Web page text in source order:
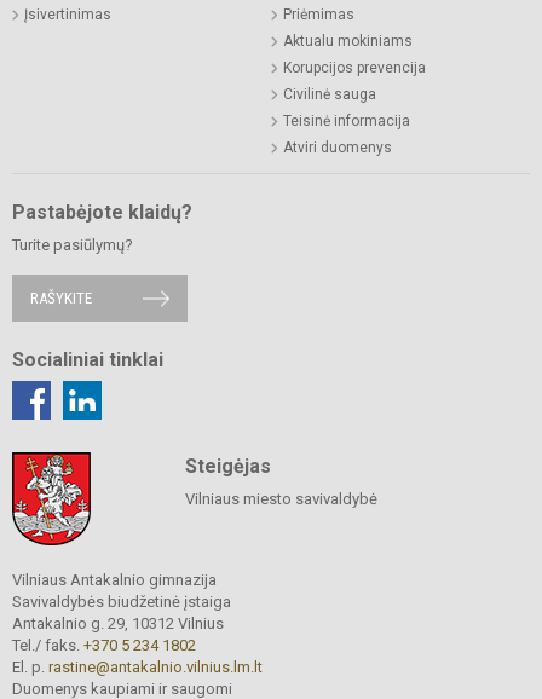
Įsivertinimas
Priėmimas
Aktualu mokiniams
Korupcijos prevencija
Civilinė sauga
Teisinė informacija
Atviri duomenys
Pastabėjote klaidų?
Turite pasiūlymų?
RAŠYKITE
Socialiniai tinklai
Steigėjas
Vilniaus miesto savivaldybė
Vilniaus Antakalnio gimnazija
Savivaldybės biudžetinė įstaiga
Antakalnio g. 29, 10312 Vilnius
Tel./ faks. +370 5 234 1802
El. p. rastine@antakalnio.vilnius.lm.lt
Duomenys kaupiami ir saugomi